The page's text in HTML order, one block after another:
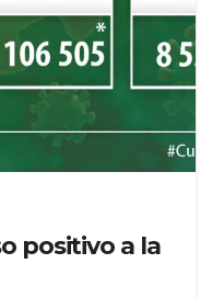
positivo a la